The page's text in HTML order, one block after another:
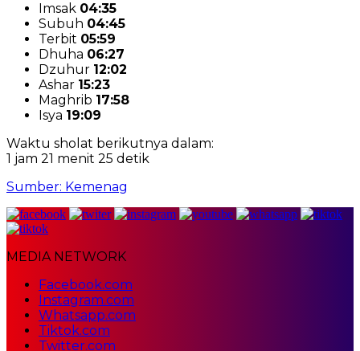
Imsak 04:35
Subuh 04:45
Terbit 05:59
Dhuha 06:27
Dzuhur 12:02
Ashar 15:23
Maghrib 17:58
Isya 19:09
Waktu sholat berikutnya dalam:
1 jam 21 menit 25 detik
Sumber: Kemenag
MEDIA NETWORK
Facebook.com
Instagram.com
Whatsapp.com
Tiktok.com
Twitter.com